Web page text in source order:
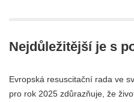
Nejdůležitější je s
Evropská resuscitační rada ve
pro rok 2025 zdůrazňuje, že